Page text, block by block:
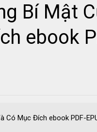
Bí Mật
ebook
Mục Đích ebook PDF-